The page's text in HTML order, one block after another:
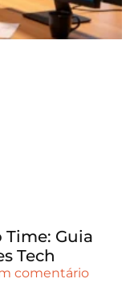
Time: Guia
Tech
comentário